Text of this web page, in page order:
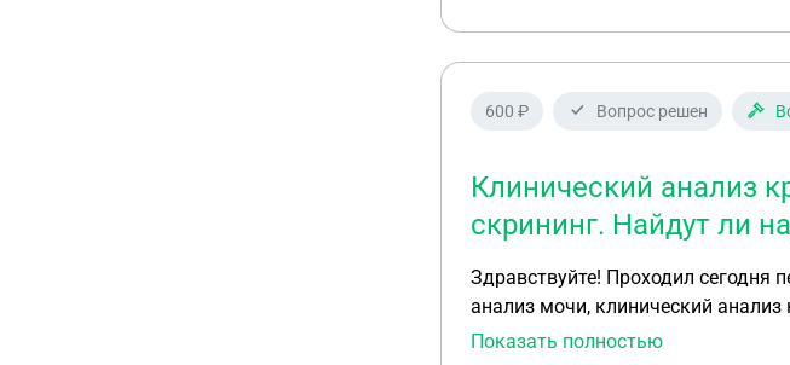
600 ₽ Вопрос решен
Клинический анализ
скрининг. Найдут ли
Здравствуйте! Проходил сегодня
анализ мочи, клинический
анализы следы употребления
Показать полностью